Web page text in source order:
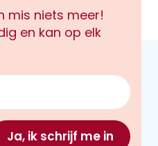
mis niets meer!
en kan op elk
Ja, ik schrijf me in